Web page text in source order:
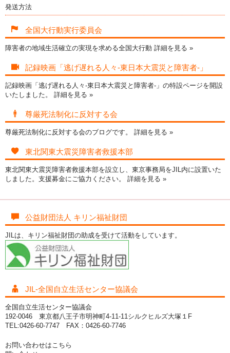
発送方法
全国大行動実行委員会
障害者の地域生活確立の実現を求める全国大行動 詳細を見る »
記録映画「逃げ遅れる人々-東日本大震災と障害者-」
記録映画「逃げ遅れる人々-東日本大震災と障害者-」の特設ページを開設
いたしました。 詳細を見る »
尊厳死法制化に反対する会
尊厳死法制化に反対する会のブログです。 詳細を見る »
東北関東大震災障害者救援本部
東北関東大震災障害者救援本部を設立し、東京事務局をJIL内に設置いた
しました。支援募金にご協力ください。 詳細を見る »
公益財団法人 キリン福祉財団
JILは、キリン福祉財団の助成を受けて活動をしています。
JIL-全国自立生活センター協議会
全国自立生活センター協議会
192-0046 東京都八王子市明神町4-11-11シルクヒルズ大塚１F
TEL:0426-60-7747 FAX：0426-60-7746
お問い合わせはこちら